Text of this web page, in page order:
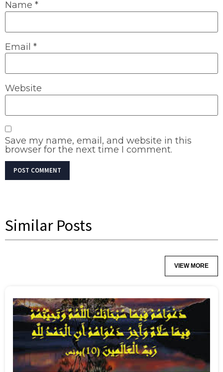
Name *
Email *
Website
Save my name, email, and website in this
browser for the next time I comment.
Similar Posts
VIEW MORE